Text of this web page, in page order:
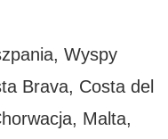
Wyspy
Brava, Costa del
Malta,